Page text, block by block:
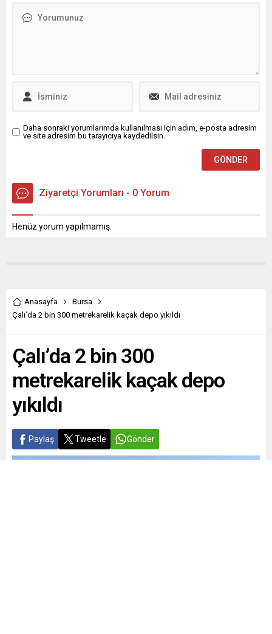
“Yalnızlık, İletişim, Temas:
Daha sonraki yorumlarımda kullanılması için adım, e-posta adresim
ve site adresim bu tarayıcıya kaydedilsin.
Ziyaretçi Yorumları - 0 Yorum
Henüz yorum yapılmamış.
Anasayfa
Bursa
Çalı’da 2 bin 300 metrekarelik kaçak depo yıkıldı
Çalı’da 2 bin 300
metrekarelik kaçak depo
yıkıldı
Paylaş Tweetle Gönder